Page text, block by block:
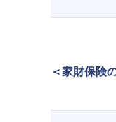
＜家財保険